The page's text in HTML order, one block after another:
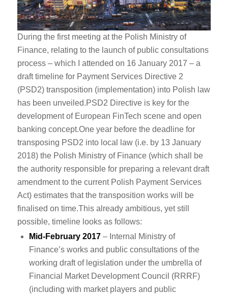
During the first meeting at the Polish Ministry of
Finance, relating to the launch of public consultations
process – which I attended on 16 January 2017 – a
draft timeline for Payment Services Directive 2
(PSD2) transposition (implementation) into Polish law
has been unveiled.PSD2 Directive is key for the
development of European FinTech scene and open
banking concept.One year before the deadline for
transposing PSD2 into local law (i.e. by 13 January
2018) the Polish Ministry of Finance (which shall be
the authority responsible for preparing a relevant draft
amendment to the current Polish Payment Services
Act) estimates that the transposition works will be
finalised on time.This already ambitious, yet still
possible, timeline looks as follows:
Mid-February 2017– Internal Ministry of
Finance’s works and public consultations of the
working draft of legislation under the umbrella of
Financial Market Development Council (RRRF)
(including with market players and public